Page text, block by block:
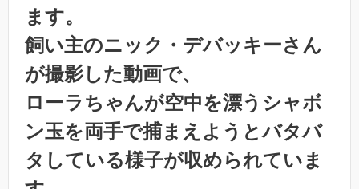
ます。
飼い主のニック・デバッキーさん
が撮影した動画で、
ローラちゃんが空中を漂うシャボ
ン玉を両手で捕まえようとバタバ
タしている様子が収められていま